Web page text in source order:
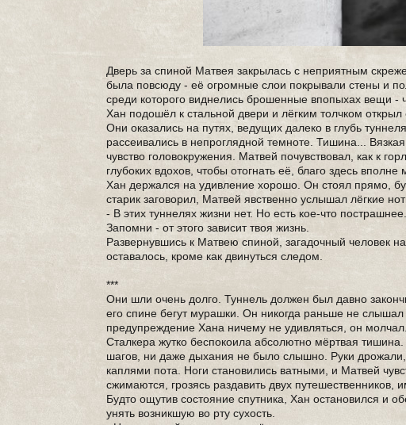
Дверь за спиной Матвея закрылась с неприятным
была повсюду - её огромные слои покрывали стены и
среди которого виднелись брошенные впопыхах вещи
Хан подошёл к стальной двери и лёгким толчком
Они оказались на путях, ведущих далеко в глубь
рассеивались в непроглядной темноте. Тишина...
чувство головокружения. Матвей почувствовал, как к
глубоких вдохов, чтобы отогнать её, благо здесь
Хан держался на удивление хорошо. Он стоял прямо,
старик заговорил, Матвей явственно услышал лёгкие
- В этих туннелях жизни нет. Но есть кое-что
Запомни - от этого зависит твоя жизнь.
Развернувшись к Матвею спиной, загадочный человек
оставалось, кроме как двинуться следом.
***
Они шли очень долго. Туннель должен был давно
его спине бегут мурашки. Он никогда раньше не
предупреждение Хана ничему не удивляться, он молчал.
Сталкера жутко беспокоила абсолютно мёртвая
шагов, ни даже дыхания не было слышно. Руки
каплями пота. Ноги становились ватными, и Матвей
сжимаются, грозясь раздавить двух путешественников,
Будто ощутив состояние спутника, Хан остановился и
унять возникшую во рту сухость.